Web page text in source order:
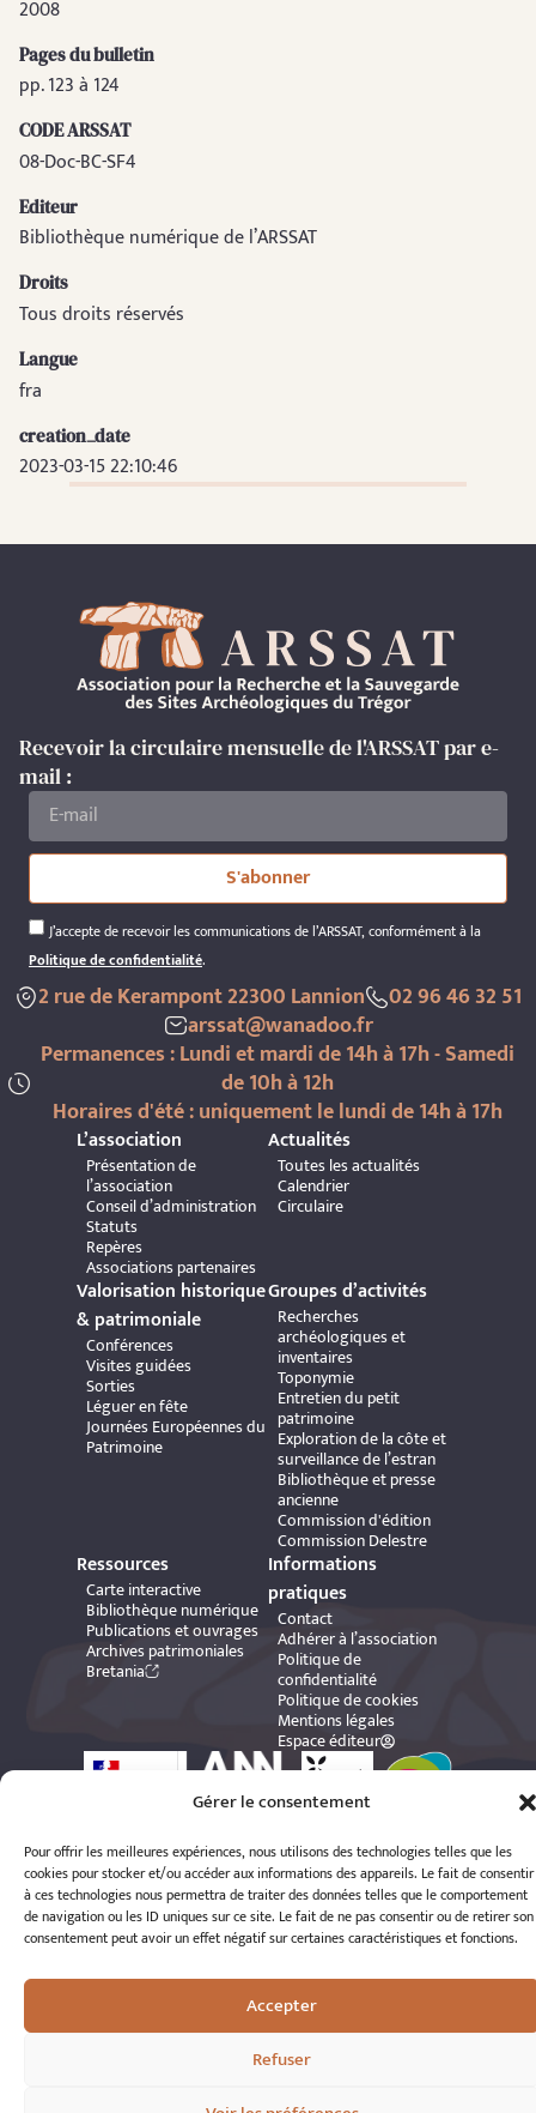
Gérer le consentement
Pour offrir les meilleures expériences, nous utilisons des technologies telles que les
cookies pour stocker et/ou accéder aux informations des appareils. Le fait de consentir
à ces technologies nous permettra de traiter des données telles que le comportement
de navigation ou les ID uniques sur ce site. Le fait de ne pas consentir ou de retirer son
consentement peut avoir un effet négatif sur certaines caractéristiques et fonctions.
Accepter
Refuser
2008
Pages du bulletin
pp. 123 à 124
CODE ARSSAT
08-Doc-BC-SF4
Editeur
Bibliothèque numérique de l’ARSSAT
Droits
Tous droits réservés
Langue
fra
creation_date
2023-03-15 22:10:46
Recevoir la circulaire mensuelle de l'ARSSAT par e-
mail :
J’accepte de recevoir les communications de l’ARSSAT, conformément à la
Politique de confidentialité.
S'abonner
2 rue de Kerampont 22300 Lannion
02 96 46 32 51
arssat@wanadoo.fr
Permanences : Lundi et mardi de 14h à 17h - Samedi
de 10h à 12h
Horaires d'été : uniquement le lundi de 14h à 17h
L’association
Présentation de
l’association
Conseil d’administration
Statuts
Repères
Associations partenaires
Actualités
Toutes les actualités
Calendrier
Circulaire
Valorisation historique
& patrimoniale
Conférences
Visites guidées
Sorties
Léguer en fête
Journées Européennes du
Patrimoine
Groupes d’activités
Recherches
archéologiques et
inventaires
Toponymie
Entretien du petit
patrimoine
Exploration de la côte et
surveillance de l’estran
Bibliothèque et presse
ancienne
Commission d'édition
Commission Delestre
Ressources
Carte interactive
Bibliothèque numérique
Publications et ouvrages
Archives patrimoniales
Bretania
Informations
pratiques
Contact
Adhérer à l’association
Politique de
confidentialité
Politique de cookies
Mentions légales
Espace éditeur
© 2026 A.R.S.S.A.T. Tous droits réservés
Réalisation : Romain Le Corre